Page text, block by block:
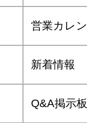
営業カレ
新着情報
Q&A掲示板